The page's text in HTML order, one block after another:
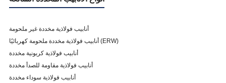
5" 141.3
6" 168.3 3.4
219.1
10" 273.1
أنابيب فولاذية مخددة غير ملحومة
أنابيب فولاذية مخددة ملحومة كهربائيًا (ERW)
أنابيب فولاذية كربونية مخددة
أنابيب فولاذية مقاومة للصدأ مخددة
أنابيب فولاذية سوداء مخددة